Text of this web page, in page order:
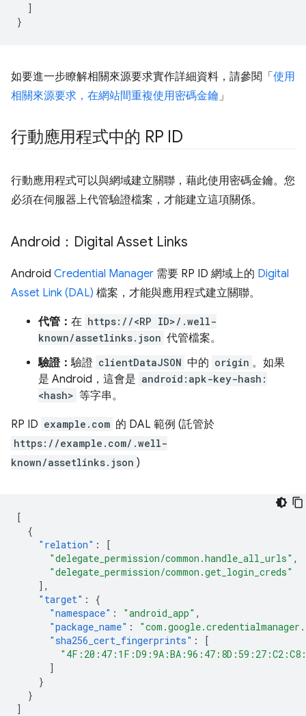
]
}
如要進一步瞭解相關來源要求實作詳細資料，請參閱「 使用
相關來源要求，在網站間重複使用密碼金鑰」
行動應用程式中的 RP ID
行動應用程式可以與網域建立關聯，藉此使用密碼金鑰。您
必須在伺服器上代管驗證檔案，才能建立這項關係。
Android：Digital Asset Links
Android Credential Manager 需要 RP ID 網域上的 Digital
Asset Link (DAL) 檔案，才能與應用程式建立關聯。
代管： 在 https://<RP ID>/.well-
known/assetlinks.json 代管檔案。
驗證：驗證 clientDataJSON 中的 origin 。如果
是 Android，這會是 android:apk-key-hash:
<hash> 等字串。
RP ID example.com 的 DAL 範例 (託管於
https://example.com/.well-
known/assetlinks.json )
[
{
"relation" :
[
"delegate_permission/common.handle_all_urls" ,
"delegate_permission/common.get_login_creds"
],
"target" :
{
"namespace" : "android_app" ,
"package_name" :
"sha256_cert_fingerprints" :
[
]
}
}
]